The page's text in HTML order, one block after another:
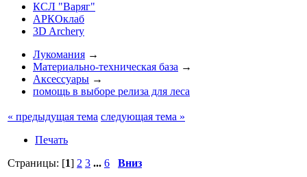
КСЛ "Варяг"
АРКОклаб
3D Archery
Лукомания →
Материально-техническая база →
Аксессуары →
помощь в выборе релиза для леса
« предыдущая тема следующая тема »
Печать
Страницы: [1] 2 3 ... 6 Вниз